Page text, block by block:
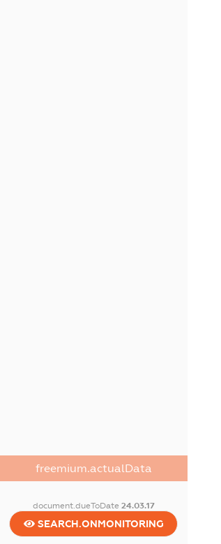
freemium.actualData
document.dueToDate 24.03.17
SEARCH.ONMONITORING